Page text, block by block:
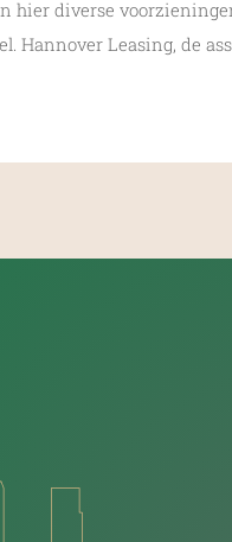
hier diverse
Hannover Leasing, de